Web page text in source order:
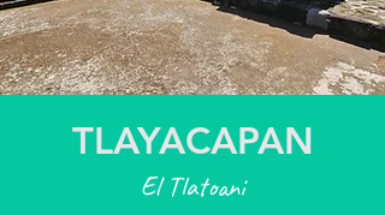
TLAYACAPAN
El Tlatoani